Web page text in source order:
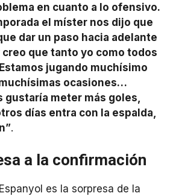
en cuanto a lo ofensivo.
el míster nos dijo que
dar un paso hacia adelante
que tanto yo como todos
jugando muchísimo
ocasiones…
gustaría meter más goles,
días entra con la espalda,
.
a la confirmación
es la sorpresa de la